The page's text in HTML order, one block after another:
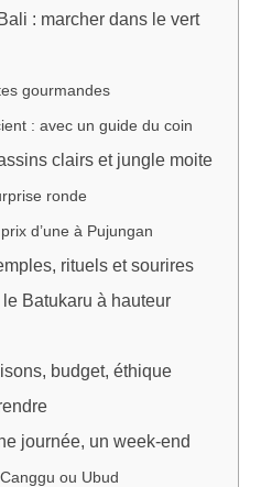
: marcher dans le vert
gourmandes
: avec un guide du coin
clairs et jungle moite
ronde
d’une à Pujungan
rituels et sourires
Batukaru à hauteur
budget, éthique
journée, un week-end
ou Ubud